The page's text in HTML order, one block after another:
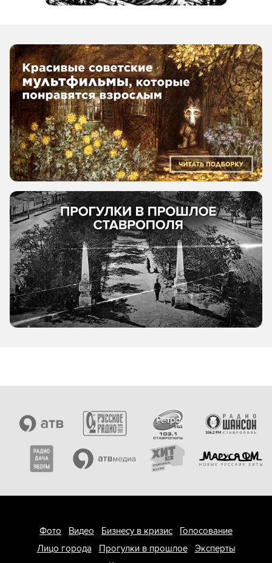
Фото Видео Бизнесу в кризис
Голосование
Лицо города
Прогулки в прошлое
Эксперты